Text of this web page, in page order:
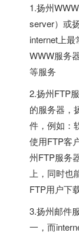
1.扬州
server）或
internet上
WWW服务
等服务
2.扬州FTP
的服务器，
件，例如：
使用FTP客
州FTP服务
上，同时
FTP用户下
3.扬州邮件
一，而